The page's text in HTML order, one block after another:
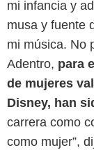
mi infancia y
musa y fuente
mi música. No
Adentro, para
de mujeres
Disney, han
carrera como
como mujer”,